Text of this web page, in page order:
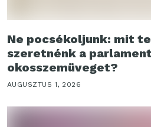
Ne pocsékoljunk: mit
szeretnénk a
okosszemüveget?
AUGUSZTUS 1, 2026